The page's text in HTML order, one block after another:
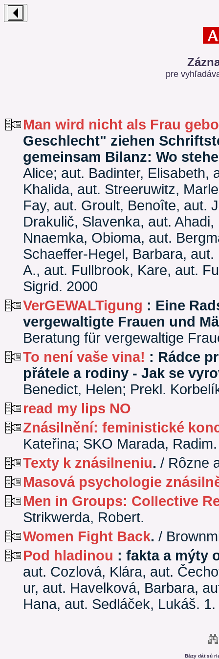
pre
Man wird nicht als Frau
Geschlecht" ziehen
gemeinsam Bilanz: Wo
Alice; aut. Badinter, Elisabeth,
Khalida, aut. Streeruwitz,
Fay, aut. Groult, Benoîte, aut.
Drakulič, Slavenka, aut.
Nnaemka, Obioma, aut.
Schaeffer-Hegel, Barbara,
A., aut. Fullbrook, Kare, aut.
Sigrid. 2000
VerGEWALTigung : Eine
vergewaltigte Frauen und
Beratung für vergewaltige
To není vaše vina! : Rádce
přátele a rodiny - Jak se
Benedict, Helen; Prekl.
read my lips NO
Znásilnění: feministické
Kateřina; SKO Marada,
Texty k znásilneniu. / Rôzne
Masová psychologie
Men in Groups: Collective
Strikwerda, Robert.
Women Fight Back. /
Pod hladinou : fakta a mýty
aut. Cozlová, Klára, aut.
ur, aut. Havelková, Barbara,
Hana, aut. Sedláček, Lukáš.
Bázy dát sú